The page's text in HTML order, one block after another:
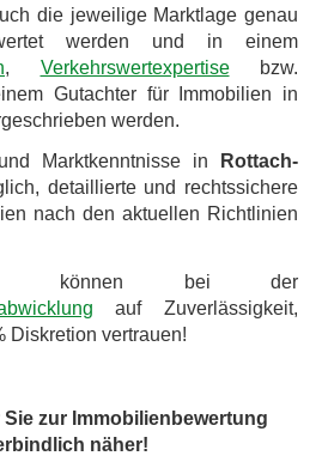
die jeweilige Marktlage genau
werden und in einem
, Verkehrswertexpertisebzw.
Gutachter für Immobilien in
werden.
Marktkenntnisse in
Rottach-
detaillierte und rechtssichere
nach den aktuellen Richtlinien
können bei der
auf Zuverlässigkeit,
Diskretion vertrauen!
zur Immobilienbewertung
näher!